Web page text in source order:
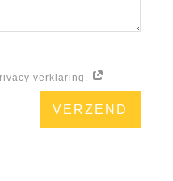
verklaring.
VERZEND